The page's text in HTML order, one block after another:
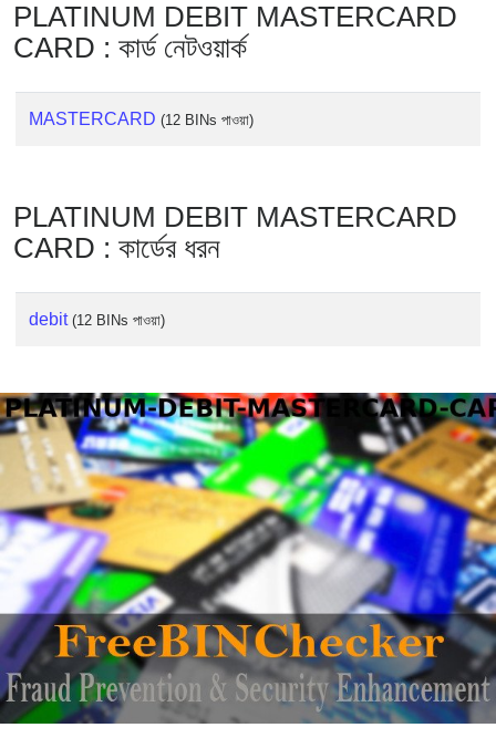
PLATINUM DEBIT MASTERCARD
CARD : কার্ড নেটওয়ার্ক
MASTERCARD (12 BINs পাওয়া)
PLATINUM DEBIT MASTERCARD
CARD : কার্ডের ধরন
debit (12 BINs পাওয়া)